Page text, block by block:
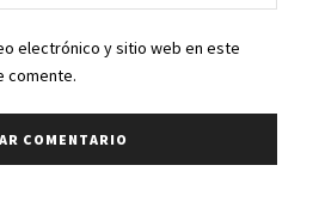
web:
electrónico y sitio web en este
comente.